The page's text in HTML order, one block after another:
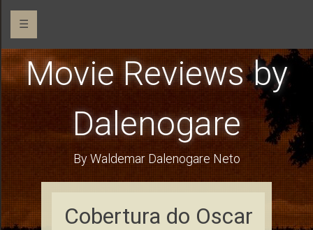
☰
Movie Reviews by
Dalenogare
By Waldemar Dalenogare Neto
Cobertura do Oscar